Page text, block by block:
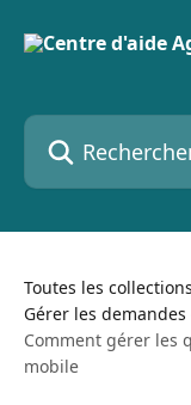
Rechercher un
Toutes les collections
Gérer les
Comment gérer les
mobile